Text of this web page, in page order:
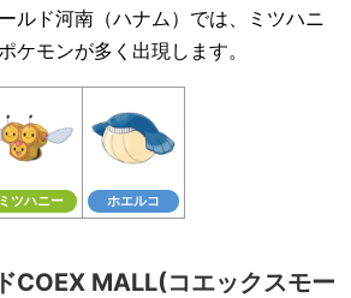
ルド河南（ハナム）では、ミツハニ
ケモンが多く出現します。
ミツハニー ホエルコ
COEX MALL(コエックスモー